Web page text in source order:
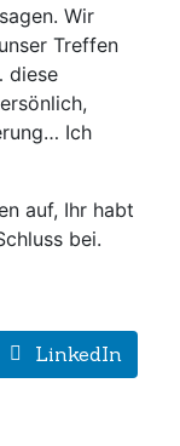
Wir
Treffen
diese
Ich
auf, Ihr habt
bei.
LinkedIn